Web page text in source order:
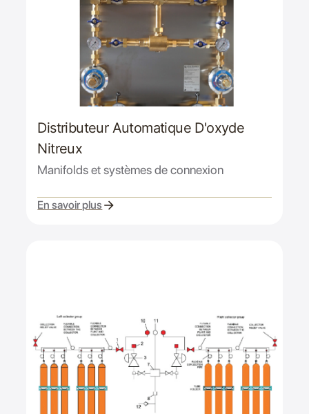
Distributeur Automatique D'oxyde
Nitreux
Manifolds et systèmes de connexion
En savoir plus